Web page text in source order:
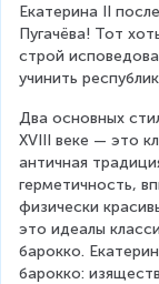
Екатерина II
Пугачёва! Тот
строй
учинить
Два основных
XVIII веке — это
античная
герметичность,
физически
это идеалы
барокко.
барокко: